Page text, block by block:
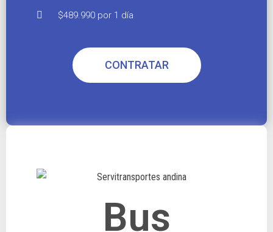
$489.990 por 1 día
CONTRATAR
Bus